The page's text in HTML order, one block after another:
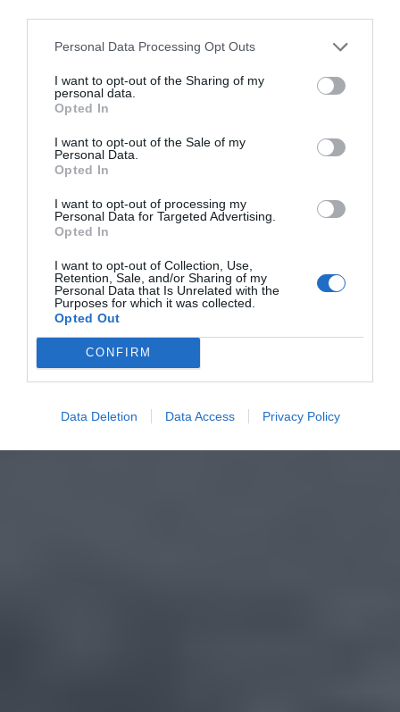
Personal Data Processing Opt Outs
I want to opt-out of the Sharing of my
personal data.
Opted In
I want to opt-out of the Sale of my
Personal Data.
Opted In
I want to opt-out of processing my
Personal Data for Targeted Advertising.
Opted In
I want to opt-out of Collection, Use,
Retention, Sale, and/or Sharing of my
Personal Data that Is Unrelated with the
Purposes for which it was collected.
Opted Out
CONFIRM
Data Deletion Data Access Privacy Policy